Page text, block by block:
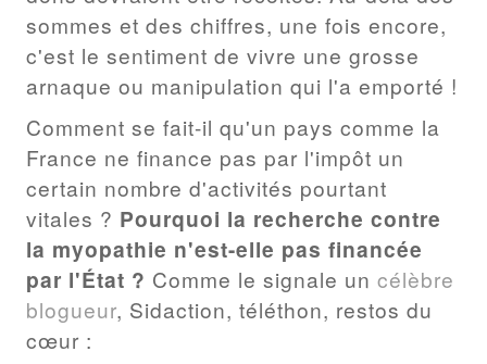
sommes et des chiffres, une fois encore,
c'est le sentiment de vivre une grosse
arnaque ou manipulation qui l'a emporté !
Comment se fait-il qu'un pays comme la
France ne finance pas par l'impôt un
certain nombre d'activités pourtant
vitales ? Pourquoi la recherche contre
la myopathie n'est-elle pas financée
par l'État ? Comme le signale un célèbre
blogueur, Sidaction, téléthon, restos du
cœur :